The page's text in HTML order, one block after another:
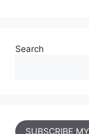
Search
SUBSCRIBE